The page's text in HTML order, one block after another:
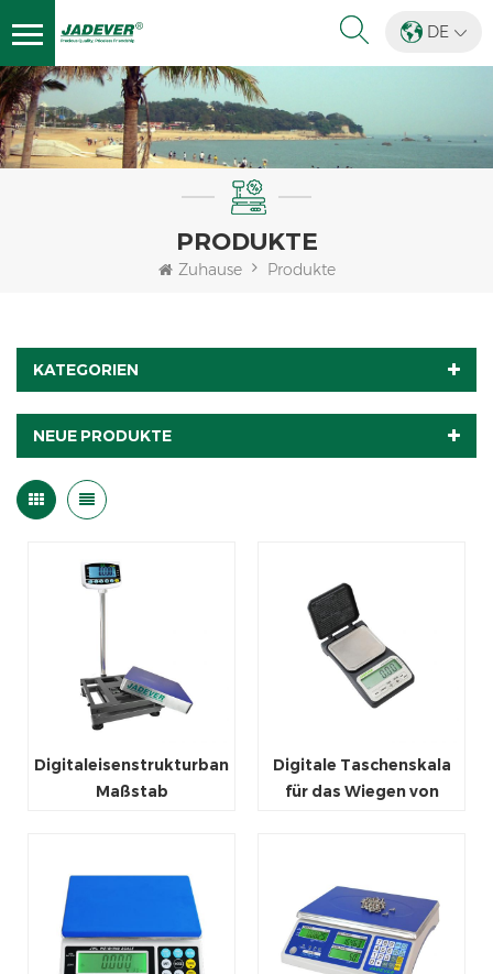
DE
PRODUKTE
Zuhause Produkte
KATEGORIEN
NEUE PRODUKTE
Digitaleisenstrukturbank-
Maßstab
Digitale Taschenskala
für das Wiegen von